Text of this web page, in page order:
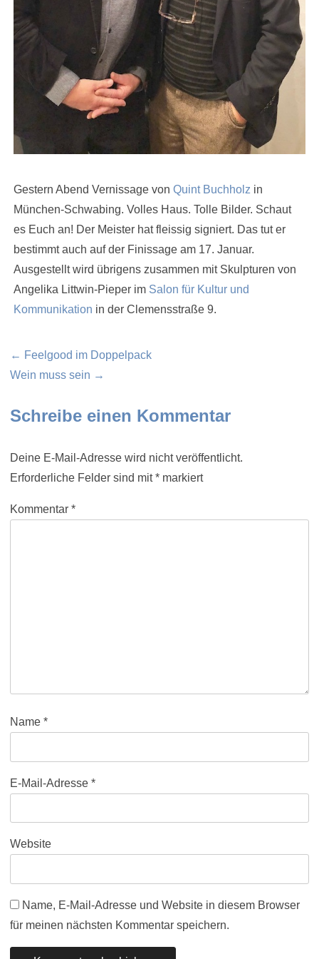
Gestern Abend Vernissage von Quint Buchholz in
München-Schwabing. Volles Haus. Tolle Bilder. Schaut
es Euch an! Der Meister hat fleissig signiert. Das tut er
bestimmt auch auf der Finissage am 17. Januar.
Ausgestellt wird übrigens zusammen mit Skulpturen von
Angelika Littwin-Pieper im Salon für Kultur und
Kommunikation in der Clemensstraße 9.
Beitragsnavigation
← Feelgood im Doppelpack
Wein muss sein →
Schreibe einen Kommentar
Deine E-Mail-Adresse wird nicht veröffentlicht.
Erforderliche Felder sind mit* markiert
Kommentar *
Name *
E-Mail-Adresse *
Website
Name, E-Mail-Adresse und Website in diesem Browser
für meinen nächsten Kommentar speichern.